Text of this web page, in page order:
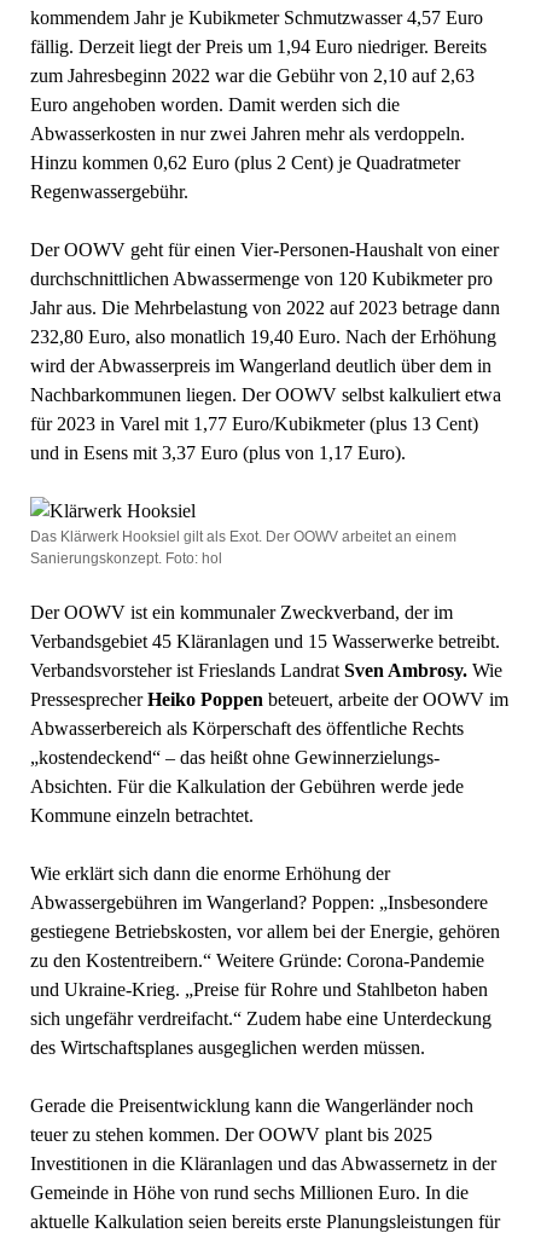
kommendem Jahr je Kubikmeter Schmutzwasser 4,57 Euro
fällig. Derzeit liegt der Preis um 1,94 Euro niedriger. Bereits
zum Jahresbeginn 2022 war die Gebühr von 2,10 auf 2,63
Euro angehoben worden. Damit werden sich die
Abwasserkosten in nur zwei Jahren mehr als verdoppeln.
Hinzu kommen 0,62 Euro (plus 2 Cent) je Quadratmeter
Regenwassergebühr.
Der OOWV geht für einen Vier-Personen-Haushalt von einer
durchschnittlichen Abwassermenge von 120 Kubikmeter pro
Jahr aus. Die Mehrbelastung von 2022 auf 2023 betrage dann
232,80 Euro, also monatlich 19,40 Euro. Nach der Erhöhung
wird der Abwasserpreis im Wangerland deutlich über dem in
Nachbarkommunen liegen. Der OOWV selbst kalkuliert etwa
für 2023 in Varel mit 1,77 Euro/Kubikmeter (plus 13 Cent)
und in Esens mit 3,37 Euro (plus von 1,17 Euro).
Das Klärwerk Hooksiel gilt als Exot. Der OOWV arbeitet an einem
Sanierungskonzept. Foto: hol
Der OOWV ist ein kommunaler Zweckverband, der im
Verbandsgebiet 45 Kläranlagen und 15 Wasserwerke betreibt.
Verbandsvorsteher ist Frieslands LandratSven Ambrosy. Wie
PressesprecherHeiko Poppen beteuert, arbeite der OOWV im
Abwasserbereich als Körperschaft des öffentliche Rechts
„kostendeckend“ – das heißt ohne Gewinnerzielungs-
Absichten. Für die Kalkulation der Gebühren werde jede
Kommune einzeln betrachtet.
Wie erklärt sich dann die enorme Erhöhung der
Abwassergebühren im Wangerland? Poppen: „Insbesondere
gestiegene Betriebskosten, vor allem bei der Energie, gehören
zu den Kostentreibern.“ Weitere Gründe: Corona-Pandemie
und Ukraine-Krieg. „Preise für Rohre und Stahlbeton haben
sich ungefähr verdreifacht.“ Zudem habe eine Unterdeckung
des Wirtschaftsplanes ausgeglichen werden müssen.
Gerade die Preisentwicklung kann die Wangerländer noch
teuer zu stehen kommen. Der OOWV plant bis 2025
Investitionen in die Kläranlagen und das Abwassernetz in der
Gemeinde in Höhe von rund sechs Millionen Euro. In die
aktuelle Kalkulation seien bereits erste Planungsleistungen für